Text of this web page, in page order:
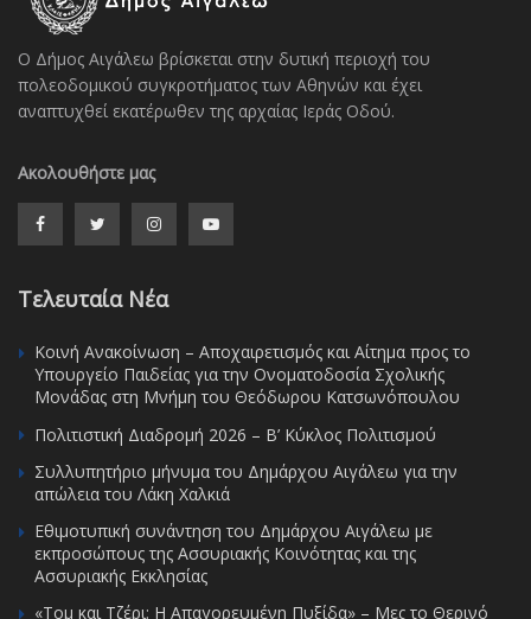
Ο Δήμος Αιγάλεω βρίσκεται στην δυτική περιοχή του
πολεοδομικού συγκροτήματος των Αθηνών και έχει
αναπτυχθεί εκατέρωθεν της αρχαίας Ιεράς Οδού.
Ακολουθήστε μας
Τελευταία Νέα
Κοινή Ανακοίνωση – Αποχαιρετισμός και Αίτημα προς το
Υπουργείο Παιδείας για την Ονοματοδοσία Σχολικής
Μονάδας στη Μνήμη του Θεόδωρου Κατσωνόπουλου
Πολιτιστική Διαδρομή 2026 – Β’ Κύκλος Πολιτισμού
Συλλυπητήριο μήνυμα του Δημάρχου Αιγάλεω για την
απώλεια του Λάκη Χαλκιά
Εθιμοτυπική συνάντηση του Δημάρχου Αιγάλεω με
εκπροσώπους της Ασσυριακής Κοινότητας και της
Ασσυριακής Εκκλησίας
«Τομ και Τζέρι: Η Απαγορευμένη Πυξίδα» – Μες το Θερινό